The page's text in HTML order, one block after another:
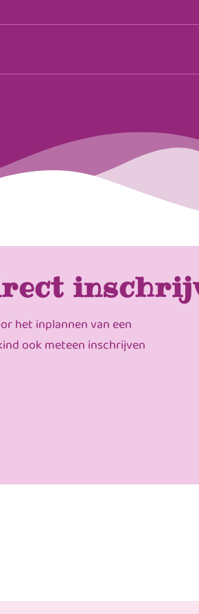
het inplannen van een
ook meteen inschrijven